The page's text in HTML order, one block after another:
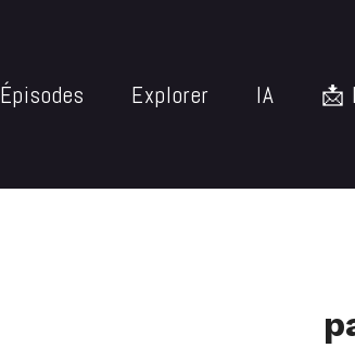
Épisodes Explorer IA 📩